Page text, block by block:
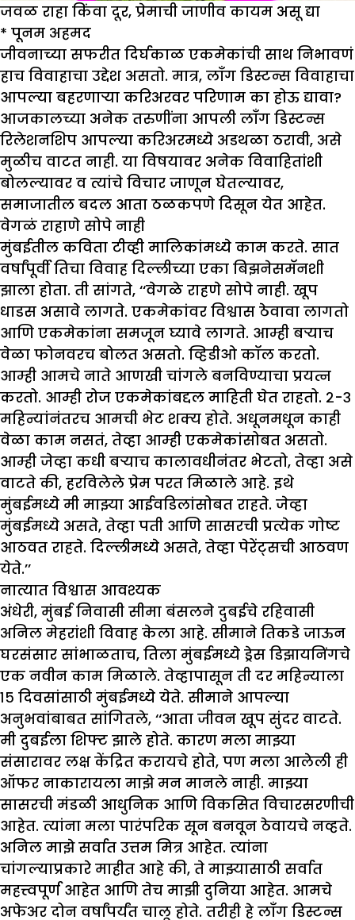
जवळ राहा किंवा दूर, प्रेमाची जाणीव कायम असू द्या
* पूनम अहमद
जीवनाच्या सफरीत दिर्घकाळ एकमेकांची साथ निभावणं
हाच विवाहाचा उद्देश असतो. मात्र, लाँग डिस्टन्स विवाहाचा
आपल्या बहरणाऱ्या करिअरवर परिणाम का होऊ द्यावा?
आजकालच्या अनेक तरुणींना आपली लाँग डिस्टन्स
रिलेशनशिप आपल्या करिअरमध्ये अडथळा ठरावी, असे
मुळीच वाटत नाही. या विषयावर अनेक विवाहितांशी
बोलल्यावर व त्यांचे विचार जाणून घेतल्यावर,
समाजातील बदल आता ठळकपणे दिसून येत आहेत.
वेगळं राहाणे सोपे नाही
मुंबईतील कविता टीव्ही मालिकांमध्ये काम करते. सात
वर्षांपूर्वी तिचा विवाह दिल्लीच्या एका बिझनेसमॅनशी
झाला होता. ती सांगते, ‘‘वेगळे राहणे सोपे नाही. खूप
धाडस असावे लागते. एकमेकांवर विश्वास ठेवावा लागतो
आणि एकमेकांना समजून घ्यावे लागते. आम्ही बऱ्याच
वेळा फोनवरच बोलत असतो. व्हिडीओ कॉल करतो.
आम्ही आमचे नाते आणखी चांगले बनविण्याचा प्रयत्न
करतो. आम्ही रोज एकमेकांबद्दल माहिती घेत राहतो. २-३
महिन्यांनंतरच आमची भेट शक्य होते. अधूनमधून काही
वेळा काम नसतं, तेव्हा आम्ही एकमेकांसोबत असतो.
आम्ही जेव्हा कधी बऱ्याच कालावधीनंतर भेटतो, तेव्हा असे
वाटते की, हरविलेले प्रेम परत मिळाले आहे. इथे
मुंबईमध्ये मी माझ्या आईवडिलांसोबत राहते. जेव्हा
मुंबईमध्ये असते, तेव्हा पती आणि सासरची प्रत्येक गोष्ट
आठवत राहते. दिल्लीमध्ये असते, तेव्हा पेरेंट्सची आठवण
येते.’’
नात्यात विश्वास आवश्यक
अंधेरी, मुंबई निवासी सीमा बंसलने दुबईचे रहिवासी
अनिल मेहरांशी विवाह केला आहे. सीमाने तिकडे जाऊन
घरसंसार सांभाळताच, तिला मुंबईमध्ये ड्रेस डिझायनिंगचे
एक नवीन काम मिळाले. तेव्हापासून ती दर महिन्याला
१५ दिवसांसाठी मुंबईमध्ये येते. सीमाने आपल्या
अनुभवांबाबत सांगितले, ‘‘आता जीवन खूप सुंदर वाटते.
मी दुबईला शिफ्ट झाले होते. कारण मला माझ्या
संसारावर लक्ष केंद्रित करायचे होते, पण मला आलेली ही
ऑफर नाकारायला माझे मन मानले नाही. माझ्या
सासरची मंडळी आधुनिक आणि विकसित विचारसरणीची
आहेत. त्यांना मला पारंपरिक सून बनवून ठेवायचे नव्हते.
अनिल माझे सर्वात उत्तम मित्र आहेत. त्यांना
चांगल्याप्रकारे माहीत आहे की, ते माझ्यासाठी सर्वात
महत्त्वपूर्ण आहेत आणि तेच माझी दुनिया आहेत. आमचे
अफेअर दोन वर्षांपर्यंत चालू होते. तरीही हे लाँग डिस्टन्स